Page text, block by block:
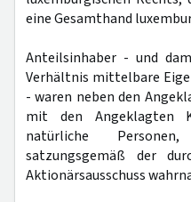
eine Gesamthand
Anteilsinhaber - und
Verhältnis mittelbare
- waren neben den
mit den Angeklagten
natürliche
satzungsgemäß der
Aktionärsausschuss